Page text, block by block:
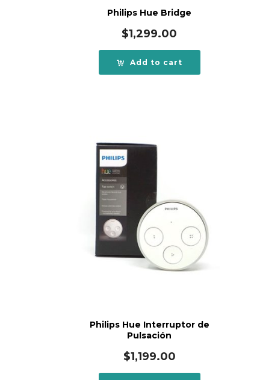
Philips Hue Bridge
$1,299.00
Add to cart
Philips Hue Interruptor de
Pulsación
$1,199.00